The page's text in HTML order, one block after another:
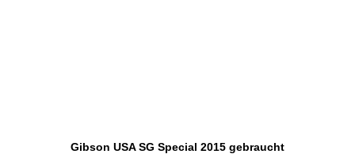
Gibson USA SG Special 2015 gebraucht